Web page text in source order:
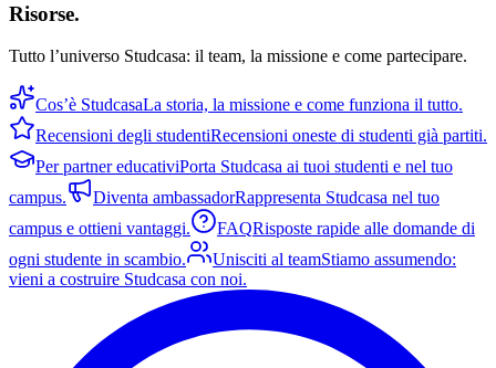
Risorse.
Tutto l’universo Studcasa: il team, la missione e come partecipare.
Cos’è StudcasaLa storia, la missione e come funziona il tutto.
Recensioni degli studentiRecensioni oneste di studenti già partiti.
Per partner educativiPorta Studcasa ai tuoi studenti e nel tuo
campus.
Diventa ambassadorRappresenta Studcasa nel tuo
campus e ottieni vantaggi.
FAQRisposte rapide alle domande di
ogni studente in scambio.
Unisciti al teamStiamo assumendo:
vieni a costruire Studcasa con noi.